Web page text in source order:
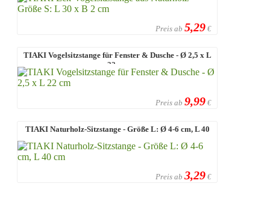
Preis ab 5,29 €
TIAKI Vogelsitzstange für Fenster & Dusche - Ø 2,5 x L
22 cm
Preis ab 9,99 €
TIAKI Naturholz-Sitzstange - Größe L: Ø 4-6 cm, L 40
Preis ab 3,29 €